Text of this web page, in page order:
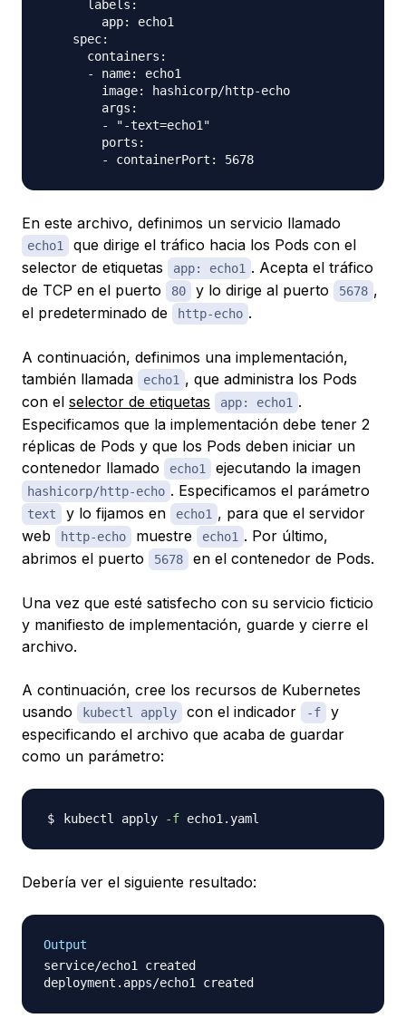
      labels:
        app: echo1
    spec:
      containers:
      - name: echo1
        image: hashicorp/http-echo
        args:
        - "-text=echo1"
        ports:
En este archivo, definimos un servicio llamado
echo1
que dirige el tráfico hacia los Pods con el
selector de etiquetas
app: echo1 . Acepta el tráfico
de TCP en el puerto
80 y lo dirige al puerto 5678 ,
el predeterminado de
http-echo .
A continuación, definimos una implementación,
también llamada
echo1 , que administra los Pods
con el selector de etiquetas app: echo1 .
Especificamos que la implementación debe tener 2
réplicas de Pods y que los Pods deben iniciar un
contenedor llamado
echo1 ejecutando la imagen
hashicorp/http-echo . Especificamos el parámetro
text y lo fijamos en echo1 , para que el servidor
web
http-echo muestre echo1 . Por último,
abrimos el puerto
5678 en el contenedor de Pods.
Una vez que esté satisfecho con su servicio ficticio
y manifiesto de implementación, guarde y cierre el
archivo.
A continuación, cree los recursos de Kubernetes
usando
kubectl apply con el indicador -f
y
especificando el archivo que acaba de guardar
como un parámetro:
kubectl apply -f
Debería ver el siguiente resultado:
Output
service/echo1 created